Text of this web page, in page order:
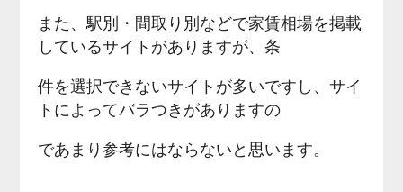
また、駅別・間取り別などで家賃相場を掲載
しているサイトがありますが、条
件を選択できないサイトが多いですし、サイ
トによってバラつきがありますの
であまり参考にはならないと思います。